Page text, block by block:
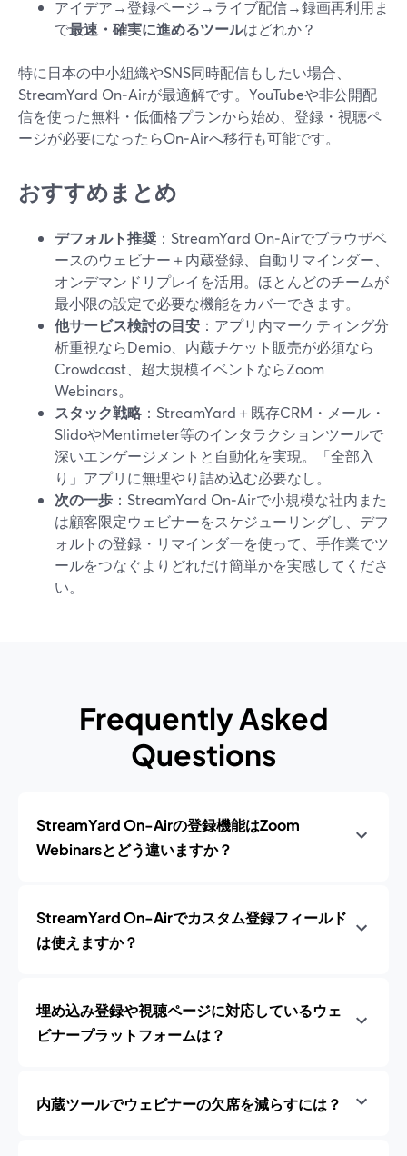
アイデア→登録ページ→ライブ配信→録画再利用ま
で最速・確実に進めるツールはどれか？
特に日本の中小組織やSNS同時配信もしたい場合、
StreamYard On‑Airが最適解です。YouTubeや非公開配
信を使った無料・低価格プランから始め、登録・視聴ペ
ージが必要になったらOn‑Airへ移行も可能です。
おすすめまとめ
デフォルト推奨 ：StreamYard On‑Airでブラウザベ
ースのウェビナー＋内蔵登録、自動リマインダー、
オンデマンドリプレイを活用。ほとんどのチームが
最小限の設定で必要な機能をカバーできます。
他サービス検討の目安 ：アプリ内マーケティング分
析重視ならDemio、内蔵チケット販売が必須なら
Crowdcast、超大規模イベントならZoom
Webinars。
スタック戦略 ：StreamYard＋既存CRM・メール・
SlidoやMentimeter等のインタラクションツールで
深いエンゲージメントと自動化を実現。「全部入
り」アプリに無理やり詰め込む必要なし。
次の一歩 ：StreamYard On‑Airで小規模な社内また
は顧客限定ウェビナーをスケジューリングし、デフ
ォルトの登録・リマインダーを使って、手作業でツ
ールをつなぐよりどれだけ簡単かを実感してくださ
い。
Frequently Asked
Questions
StreamYard On-Airの登録機能はZoom
Webinarsとどう違いますか？
StreamYard On-Airでカスタム登録フィールド
は使えますか？
埋め込み登録や視聴ページに対応しているウェ
ビナープラットフォームは？
内蔵ツールでウェビナーの欠席を減らすには？